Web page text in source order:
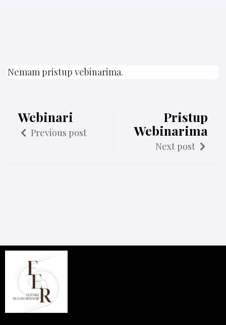
Nemam pristup vebinarima.
Webinari
Previous post
Pristup
Webinarima
Next post